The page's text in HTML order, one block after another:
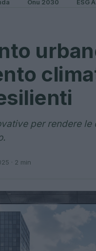
Onu 2030 ESG
per rendere
· 2 min